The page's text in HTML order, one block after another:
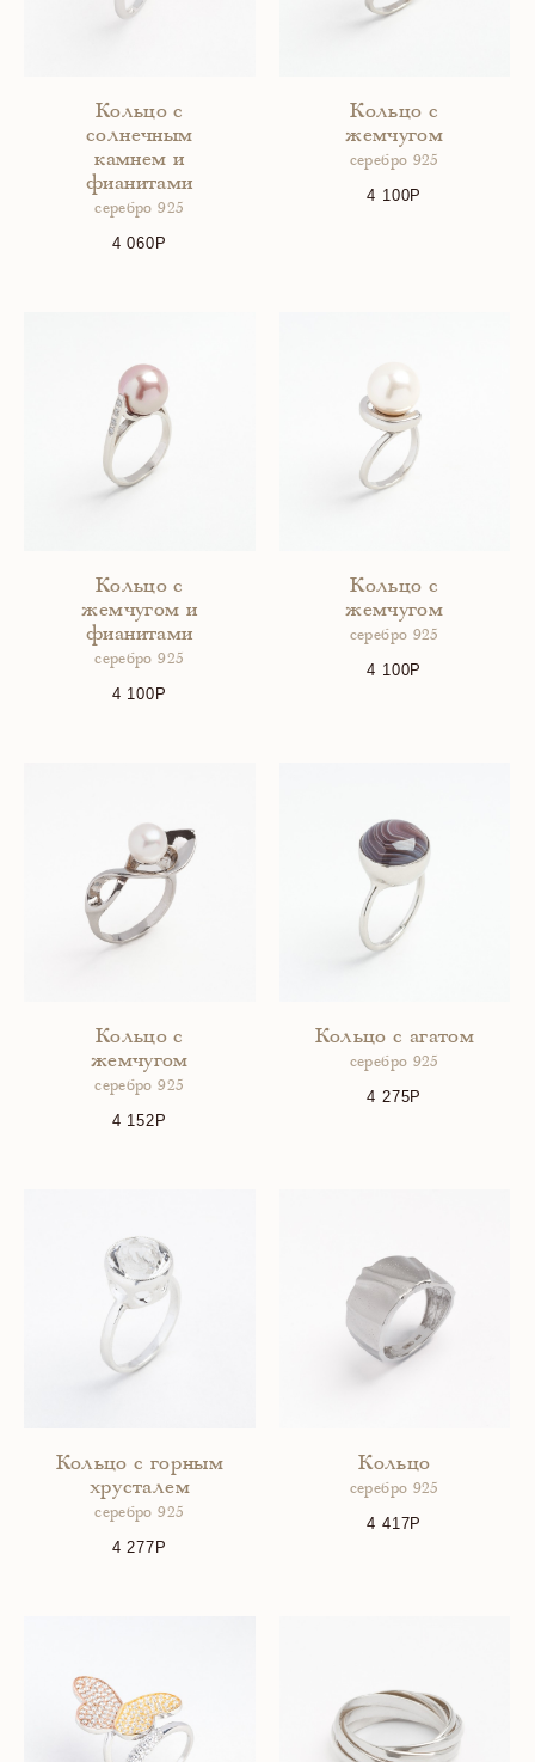
Кольцо с
солнечным
камнем и
фианитами
серебро 925
4 060
Кольцо с
жемчугом
серебро 925
4 100
Кольцо с
жемчугом и
фианитами
серебро 925
4 100
Кольцо с
жемчугом
серебро 925
4 100
Кольцо с
жемчугом
серебро 925
4 152
Кольцо с агатом
серебро 925
4 275
Кольцо с горным
хрусталем
серебро 925
4 277
Кольцо
серебро 925
4 417